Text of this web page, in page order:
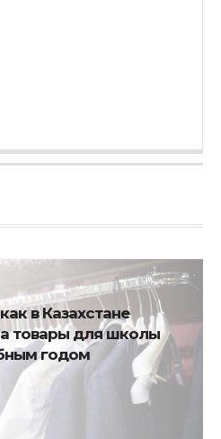
в Казахстане
товары для школы
годом